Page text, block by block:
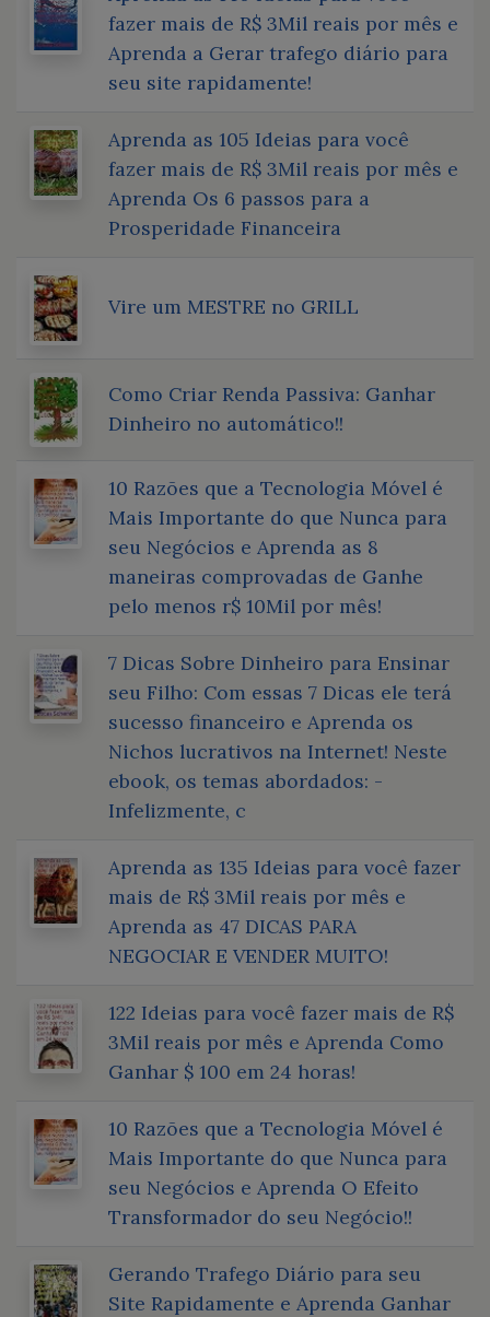
fazer mais de R$ 3Mil reais por mês e
Aprenda a Gerar trafego diário para
seu site rapidamente!
Aprenda as 105 Ideias para você
fazer mais de R$ 3Mil reais por mês e
Aprenda Os 6 passos para a
Prosperidade Financeira
Vire um MESTRE no GRILL
Como Criar Renda Passiva: Ganhar
Dinheiro no automático!!
10 Razões que a Tecnologia Móvel é
Mais Importante do que Nunca para
seu Negócios e Aprenda as 8
maneiras comprovadas de Ganhe
pelo menos r$ 10Mil por mês!
7 Dicas Sobre Dinheiro para Ensinar
seu Filho: Com essas 7 Dicas ele terá
sucesso financeiro e Aprenda os
Nichos lucrativos na Internet! Neste
ebook, os temas abordados: -
Infelizmente, c
Aprenda as 135 Ideias para você fazer
mais de R$ 3Mil reais por mês e
Aprenda as 47 DICAS PARA
NEGOCIAR E VENDER MUITO!
122 Ideias para você fazer mais de R$
3Mil reais por mês e Aprenda Como
Ganhar $ 100 em 24 horas!
10 Razões que a Tecnologia Móvel é
Mais Importante do que Nunca para
seu Negócios e Aprenda O Efeito
Transformador do seu Negócio!!
Gerando Trafego Diário para seu
Site Rapidamente e Aprenda Ganhar